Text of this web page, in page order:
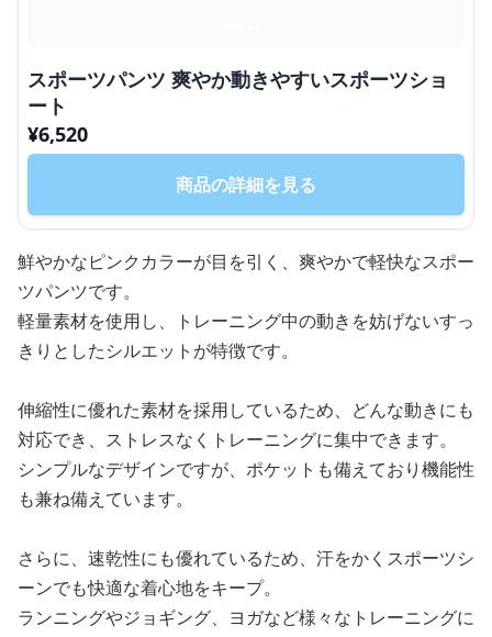
スポーツパンツ 爽やか動きやすいスポーツショ
ート
¥6,520
商品の詳細を見る
鮮やかなピンクカラーが目を引く、爽やかで軽快なスポー
ツパンツです。
軽量素材を使用し、トレーニング中の動きを妨げないすっ
きりとしたシルエットが特徴です。
伸縮性に優れた素材を採用しているため、どんな動きにも
対応でき、ストレスなくトレーニングに集中できます。
シンプルなデザインですが、ポケットも備えており機能性
も兼ね備えています。
さらに、速乾性にも優れているため、汗をかくスポーツシ
ーンでも快適な着心地をキープ。
ランニングやジョギング、ヨガなど様々なトレーニングに